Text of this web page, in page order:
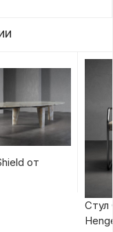
от
Стул